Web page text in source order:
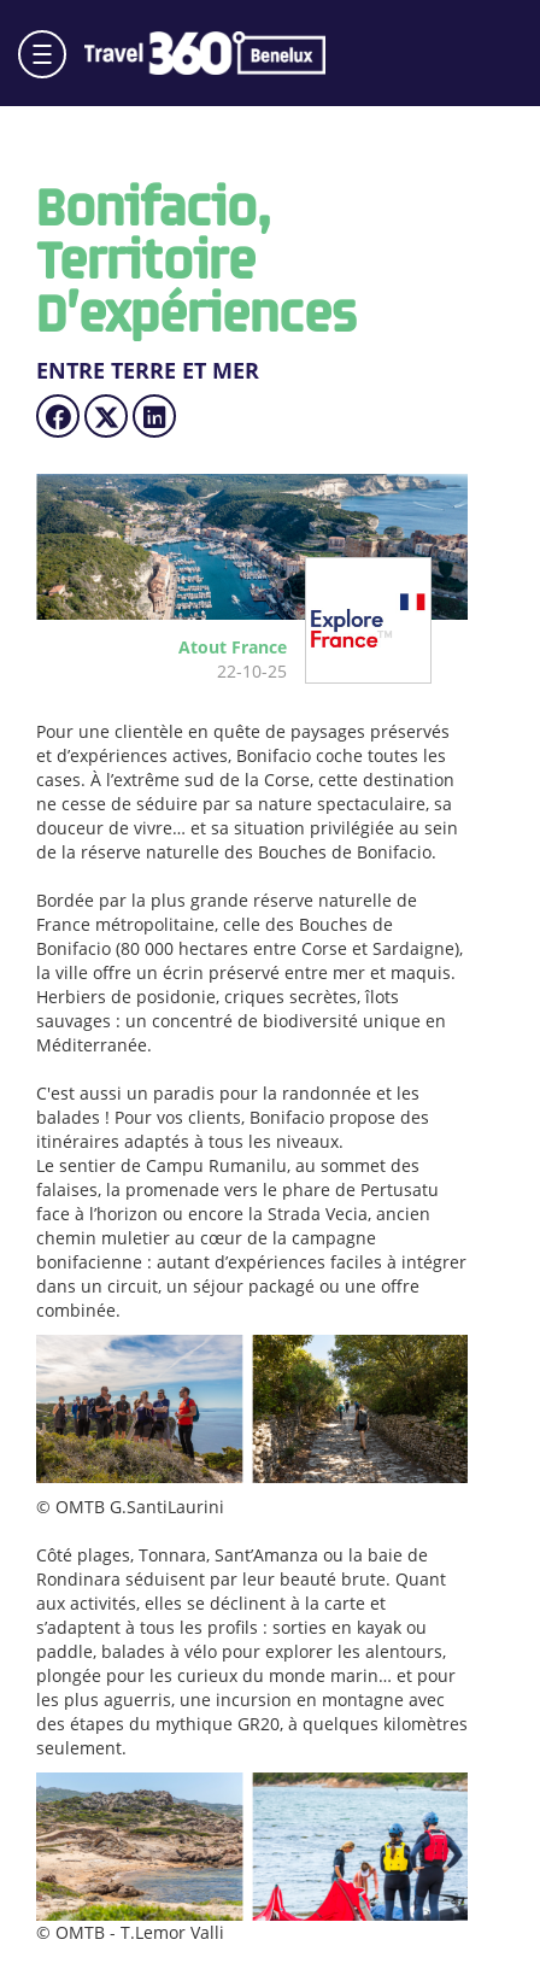
Bonifacio,
Territoire
D’expériences
ENTRE TERRE ET MER
Atout France
22-10-25
Pour une clientèle en quête de paysages préservés
et d’expériences actives, Bonifacio coche toutes les
cases. À l’extrême sud de la Corse, cette destination
ne cesse de séduire par sa nature spectaculaire, sa
douceur de vivre… et sa situation privilégiée au sein
de la réserve naturelle des Bouches de Bonifacio.
Bordée par la plus grande réserve naturelle de
France métropolitaine, celle des Bouches de
Bonifacio (80 000 hectares entre Corse et Sardaigne),
la ville offre un écrin préservé entre mer et maquis.
Herbiers de posidonie, criques secrètes, îlots
sauvages : un concentré de biodiversité unique en
Méditerranée.
C'est aussi un paradis pour la randonnée et les
balades ! Pour vos clients, Bonifacio propose des
itinéraires adaptés à tous les niveaux.
Le sentier de Campu Rumanilu, au sommet des
falaises, la promenade vers le phare de Pertusatu
face à l’horizon ou encore la Strada Vecia, ancien
chemin muletier au cœur de la campagne
bonifacienne : autant d’expériences faciles à intégrer
dans un circuit, un séjour packagé ou une offre
combinée.
© OMTB G.SantiLaurini
Côté plages, Tonnara, Sant’Amanza ou la baie de
Rondinara séduisent par leur beauté brute. Quant
aux activités, elles se déclinent à la carte et
s’adaptent à tous les profils : sorties en kayak ou
paddle, balades à vélo pour explorer les alentours,
plongée pour les curieux du monde marin… et pour
les plus aguerris, une incursion en montagne avec
des étapes du mythique GR20, à quelques kilomètres
seulement.
© OMTB - T.Lemor Valli